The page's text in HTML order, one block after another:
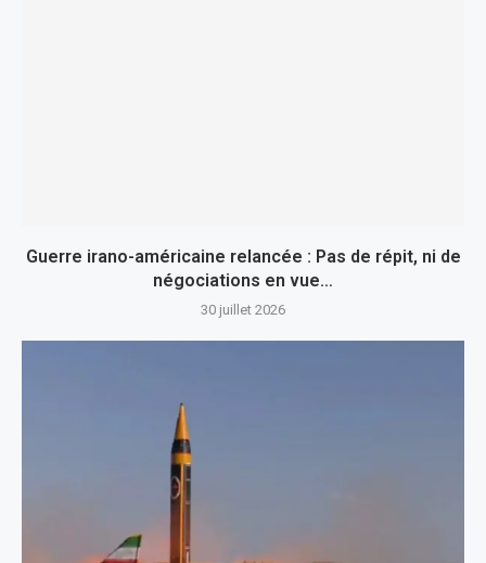
Guerre irano-américaine relancée : Pas de répit, ni de
négociations en vue…
30 juillet 2026